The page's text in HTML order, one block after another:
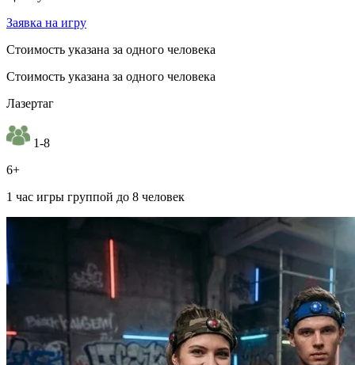
Заявка на игру
Стоимость указана за одного человека
Стоимость указана за одного человека
Лазертаг
1-8
6+
1 час игры группой до 8 человек